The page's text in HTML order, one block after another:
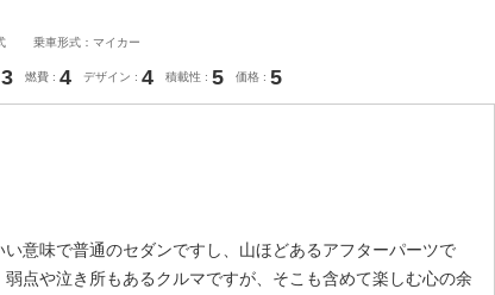
乗車形式：マイカー
3 燃費 4 デザイン 4 積載性 5 価格 5
意味で普通のセダンですし、山ほどあるアフターパーツで
点や泣き所もあるクルマですが、そこも含めて楽しむ心の余